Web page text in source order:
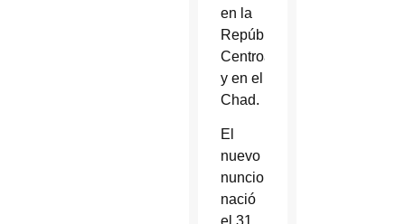
en la
República
Centroafricana
y en el
Chad.
El
nuevo
nuncio
nació
el 31